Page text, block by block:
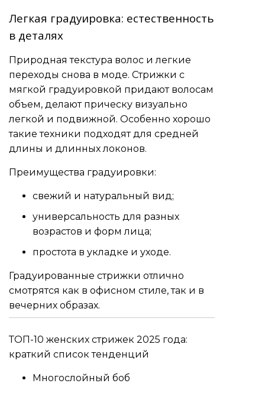
Легкая градуировка: естественность
в деталях
Природная текстура волос и легкие
переходы снова в моде. Стрижки с
мягкой градуировкой придают волосам
объем, делают прическу визуально
легкой и подвижной. Особенно хорошо
такие техники подходят для средней
длины и длинных локонов.
Преимущества градуировки:
свежий и натуральный вид;
универсальность для разных
возрастов и форм лица;
простота в укладке и уходе.
Градуированные стрижки отлично
смотрятся как в офисном стиле, так и в
вечерних образах.
ТОП-10 женских стрижек 2025 года:
краткий список тенденций
Многослойный боб